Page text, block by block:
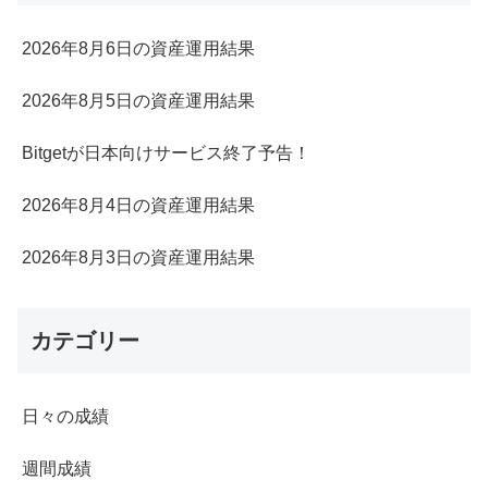
2026年8月6日の資産運用結果
2026年8月5日の資産運用結果
Bitgetが日本向けサービス終了予告！
2026年8月4日の資産運用結果
2026年8月3日の資産運用結果
カテゴリー
日々の成績
週間成績